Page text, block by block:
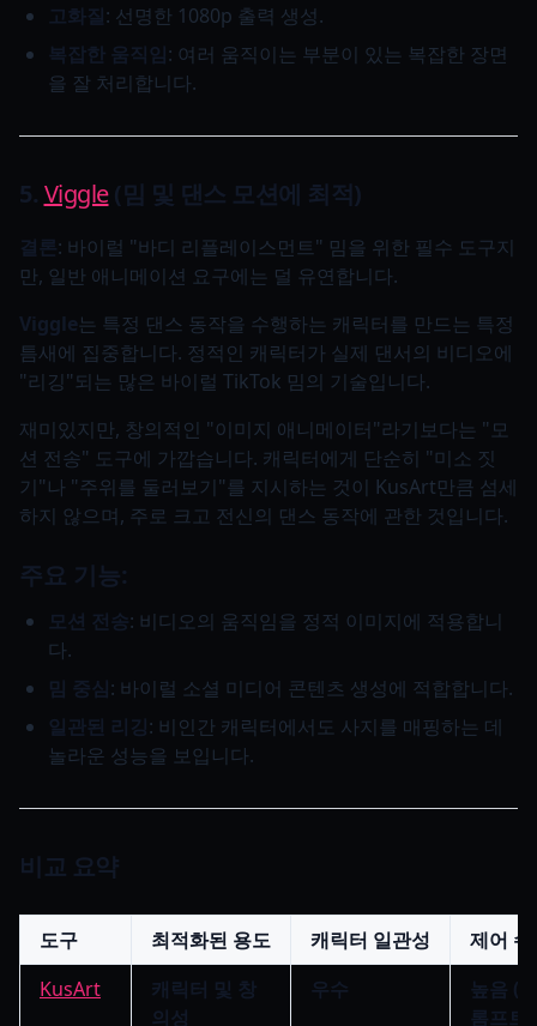
고화질: 선명한 1080p 출력 생성.
복잡한 움직임: 여러 움직이는 부분이 있는 복잡한 장면
을 잘 처리합니다.
5. Viggle(밈 및 댄스 모션에 최적)
결론: 바이럴 "바디 리플레이스먼트" 밈을 위한 필수 도구지
만, 일반 애니메이션 요구에는 덜 유연합니다.
Viggle는 특정 댄스 동작을 수행하는 캐릭터를 만드는 특정
틈새에 집중합니다. 정적인 캐릭터가 실제 댄서의 비디오에
"리깅"되는 많은 바이럴 TikTok 밈의 기술입니다.
재미있지만, 창의적인 "이미지 애니메이터"라기보다는 "모
션 전송" 도구에 가깝습니다. 캐릭터에게 단순히 "미소 짓
기"나 "주위를 둘러보기"를 지시하는 것이 KusArt만큼 섬세
하지 않으며, 주로 크고 전신의 댄스 동작에 관한 것입니다.
주요 기능:
모션 전송: 비디오의 움직임을 정적 이미지에 적용합니
다.
밈 중심: 바이럴 소셜 미디어 콘텐츠 생성에 적합합니다.
일관된 리깅: 비인간 캐릭터에서도 사지를 매핑하는 데
놀라운 성능을 보입니다.
비교 요약
도구 최적화된 용도 캐릭터 일관성
제어 수
KusArt
캐릭터 및 창
의성
우수
높음 (프
롬프트)